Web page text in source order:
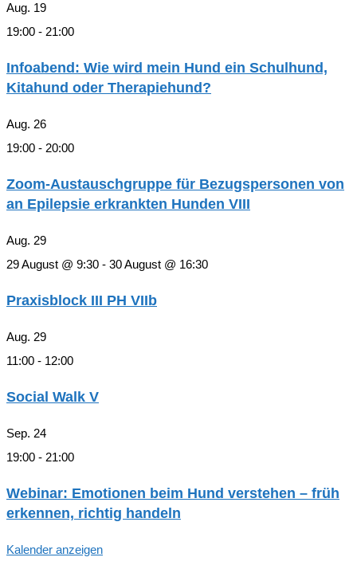
Aug. 19
19:00 - 21:00
Infoabend: Wie wird mein Hund ein Schulhund,
Kitahund oder Therapiehund?
Aug. 26
19:00 - 20:00
Zoom-Austauschgruppe für Bezugspersonen von
an Epilepsie erkrankten Hunden VIII
Aug. 29
29 August @ 9:30 - 30 August @ 16:30
Praxisblock III PH VIIb
Aug. 29
11:00 - 12:00
Social Walk V
Sep. 24
19:00 - 21:00
Webinar: Emotionen beim Hund verstehen – früh
erkennen, richtig handeln
Kalender anzeigen